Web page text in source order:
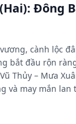
Đông
cành lộc
bắt đầu rộn
Thủy – Mưa
và may mắn lan